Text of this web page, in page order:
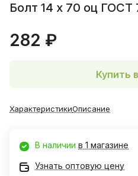
Болт 14 х 70 оц ГОСТ
282 ₽
Купить
ХарактеристикиОписание
В наличии в 1 магазине
Узнать оптовую цену